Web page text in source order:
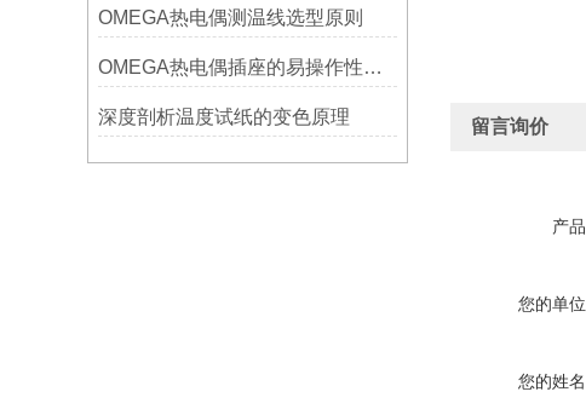
OMEGA热电偶测温线选型原则
OMEGA热电偶插座的易操作性探讨
深度剖析温度试纸的变色原理 留言询价
产品
您的单位
您的姓名